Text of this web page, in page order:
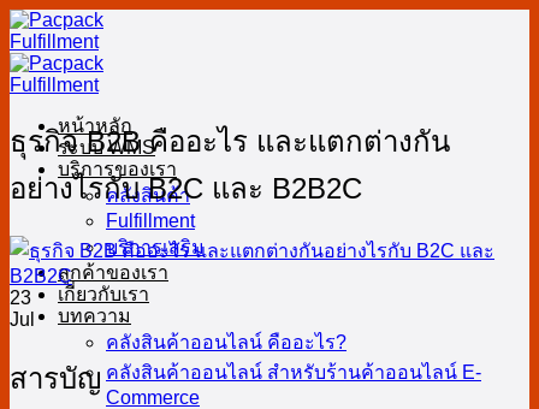
Skip
to
content
หน้าหลัก
ระบบ WMS
บริการของเรา
คลังสินค้า
Fulfillment
บริการเสริม
ลูกค้าของเรา
เกี่ยวกับเรา
บทความ
คลังสินค้าออนไลน์ คืออะไร?
คลังสินค้าออนไลน์ สำหรับร้านค้าออนไลน์ E-
Commerce
ธุรกิจ B2B คืออะไร และแตกต่างกัน
อย่างไรกับ B2C และ B2B2C
23
Jul
สารบัญ